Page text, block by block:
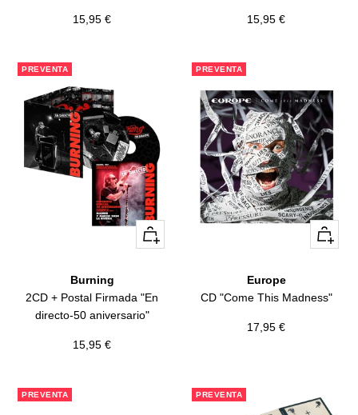
Precio
15,95 €
Precio
15,95 €
PREVENTA
+
Añadir
Burning
2CD + Postal Firmada "En
directo-50 aniversario"
Precio
15,95 €
PREVENTA
+
Añadir
Europe
CD "Come This Madness"
Precio
17,95 €
PREVENTA PREVENTA